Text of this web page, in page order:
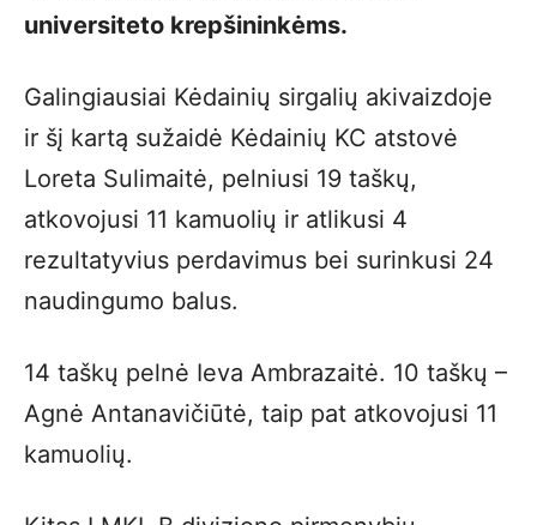
universiteto krepšininkėms.
Galingiausiai Kėdainių sirgalių akivaizdoje
ir šį kartą sužaidė Kėdainių KC atstovė
Loreta Sulimaitė, pelniusi 19 taškų,
atkovojusi 11 kamuolių ir atlikusi 4
rezultatyvius perdavimus bei surinkusi 24
naudingumo balus.
14 taškų pelnė Ieva Ambrazaitė. 10 taškų –
Agnė Antanavičiūtė, taip pat atkovojusi 11
kamuolių.